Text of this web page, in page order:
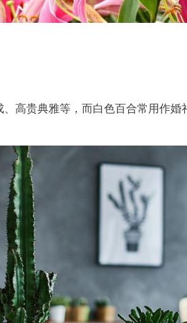
高贵典雅等，而白色百合常用作